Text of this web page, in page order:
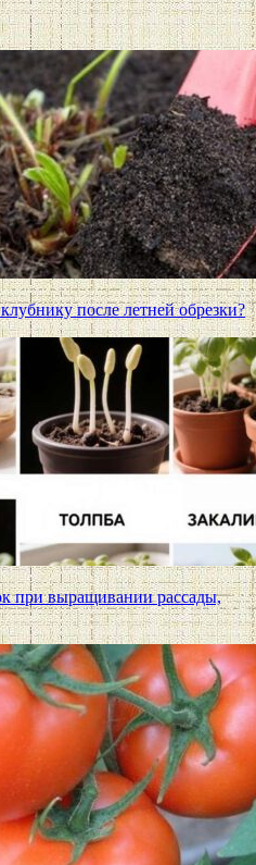
после летней обрезки?
при выращивании рассады,